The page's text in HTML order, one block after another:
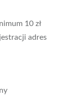
10 zł
adres